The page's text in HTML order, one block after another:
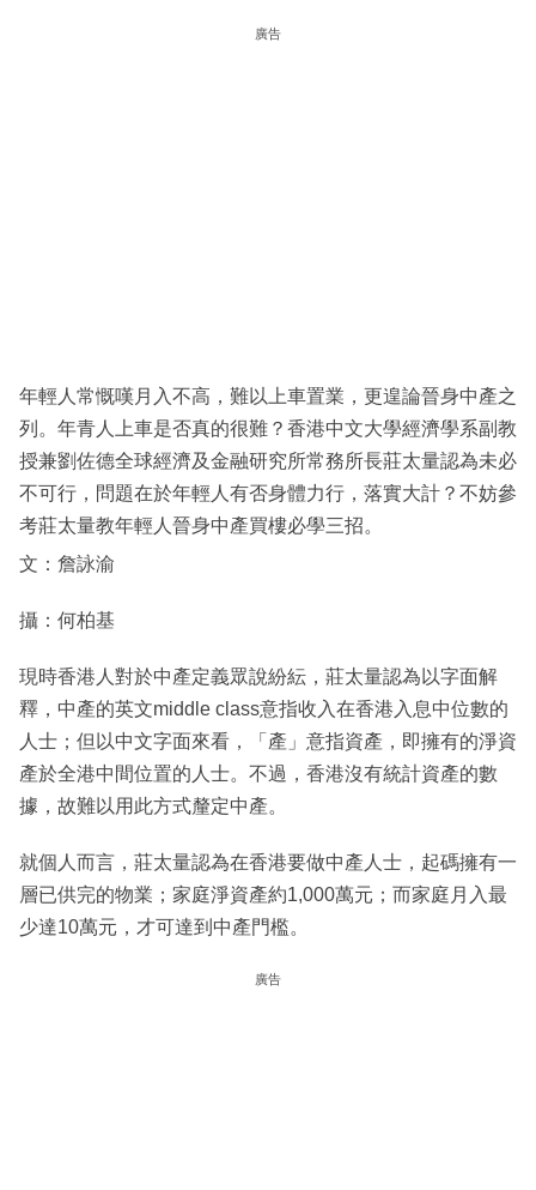
閱
專
廣告
年輕人常慨嘆月入不高，難以上車置業，更遑論晉身中產之
列。年青人上車是否真的很難？香港中文大學經濟學系副教
授兼劉佐德全球經濟及金融研究所常務所長莊太量認為未必
不可行，問題在於年輕人有否身體力行，落實大計？不妨參
考莊太量教年輕人晉身中產買樓必學三招。
文：詹詠渝
攝：何柏基
現時香港人對於中產定義眾說紛紜，莊太量認為以字面解
釋，中產的英文middle class意指收入在香港入息中位數的
人士；但以中文字面來看，「產」意指資產，即擁有的淨資
產於全港中間位置的人士。不過，香港沒有統計資產的數
據，故難以用此方式釐定中產。
就個人而言，莊太量認為在香港要做中產人士，起碼擁有一
層已供完的物業；家庭淨資產約1,000萬元；而家庭月入最
少達10萬元，才可達到中產門檻。
廣告